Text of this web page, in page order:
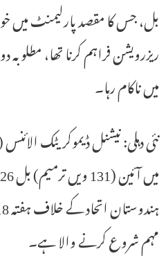
ریزرویشن فراہم کرنا تھا،
میں ناکام رہا۔
نئی دہلی: نیشنل ڈیموکریٹک
مہم شروع کرنے والا ہے۔